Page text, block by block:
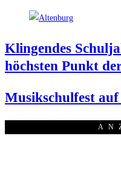
Klin­gen­des
höchs­ten Punkt
Musik­schul­fest